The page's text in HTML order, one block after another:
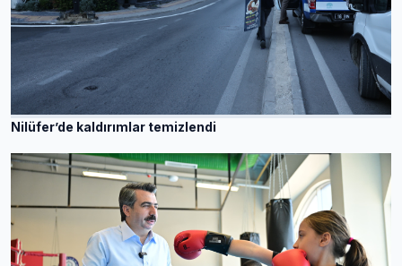
Nilüfer’de kaldırımlar temizlendi